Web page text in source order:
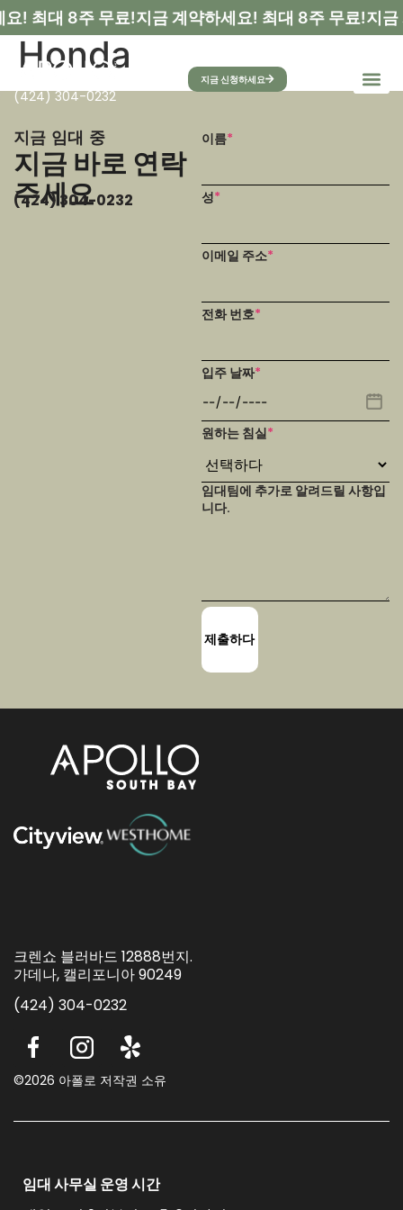
! 최대 8주 무료!지금 계약하세요! 최대 8주 무료!지금
(424) 304-0232
지금 신청하세요
Honda
지금 임대 중
지금 바로 연락
주세요
(424) 304-0232
이름*
성*
이메일 주소*
전화 번호*
입주 날짜*
원하는 침실*
임대팀에 추가로 알려드릴 사항입
니다.
크렌쇼 블러바드 12888번지.
가데나, 캘리포니아 90249
(424) 304-0232
©2026 아폴로 저작권 소유
임대 사무실 운영 시간